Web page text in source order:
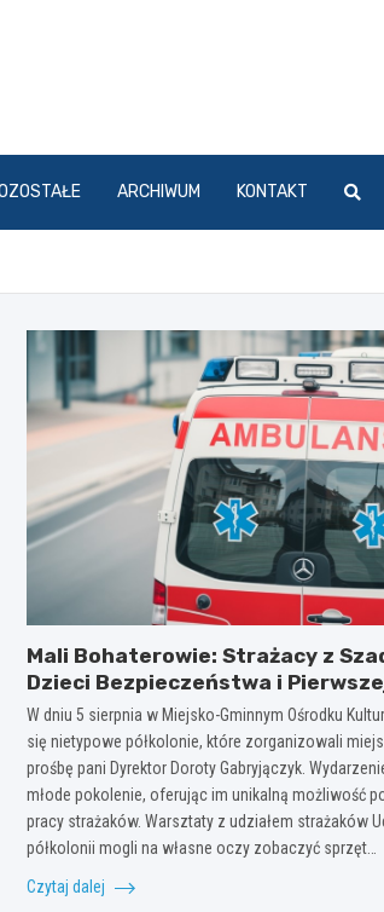
ARCHIWUM KONTAKT
Mali Bohaterowie: Strażacy z
Dzieci Bezpieczeństwa i
W dniu 5 sierpnia w Miejsko-Gminnym Ośrodku
się nietypowe półkolonie, które zorganizowali
prośbę pani Dyrektor Doroty Gabryjączyk.
młode pokolenie, oferując im unikalną możliwość
pracy strażaków. Warsztaty z udziałem strażaków
półkolonii mogli na własne oczy zobaczyć sprzęt…
Czytaj dalej